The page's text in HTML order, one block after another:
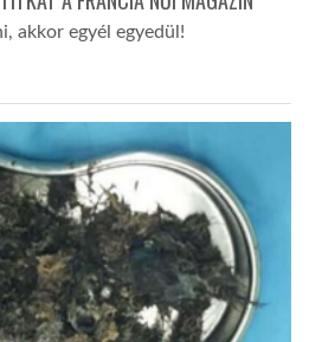
akkor egyél egyedül!